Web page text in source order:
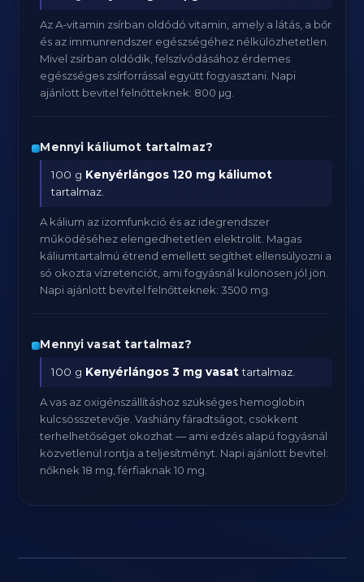
Az A-vitamin zsírban oldódó vitamin, amely a látás, a bőr
és az immunrendszer egészségéhez nélkülözhetetlen.
Mivel zsírban oldódik, felszívódásához érdemes
egészséges zsírforrással együtt fogyasztani. Napi
ajánlott bevitel felnőtteknek: 800 μg.
Mennyi káliumot tartalmaz?
100 g Kenyérlángos 120 mg káliumot
tartalmaz.
A kálium az izomfunkció és az idegrendszer
működéséhez elengedhetetlen elektrolit. Magas
káliumtartalmú étrend emellett segíthet ellensúlyozni a
só okozta vízretenciót, ami fogyásnál különösen jól jön.
Napi ajánlott bevitel felnőtteknek: 3500 mg.
Mennyi vasat tartalmaz?
100 g Kenyérlángos 3 mg vasattartalmaz.
A vas az oxigénszállításhoz szükséges hemoglobin
kulcsösszetevője. Vashiány fáradtságot, csökkent
terhelhetőséget okozhat — ami edzés alapú fogyásnál
közvetlenül rontja a teljesítményt. Napi ajánlott bevitel:
nőknek 18 mg, férfiaknak 10 mg.